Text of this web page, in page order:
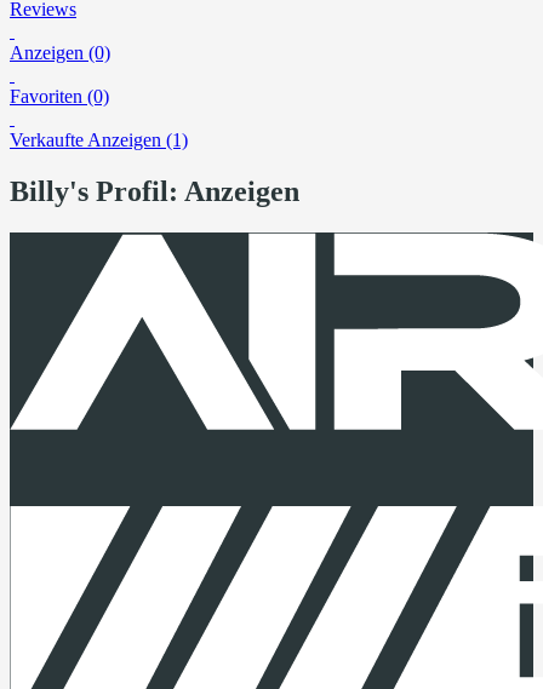
Reviews
Anzeigen (0)
Favoriten (0)
Verkaufte Anzeigen (1)
Billy's Profil: Anzeigen